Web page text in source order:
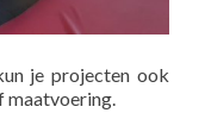
je projecten ook
maatvoering.